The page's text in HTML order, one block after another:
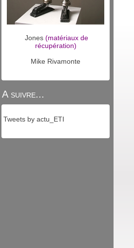
Jones (matériaux de
récupération)
Mike Rivamonte
A suivre...
Tweets by actu_ETI